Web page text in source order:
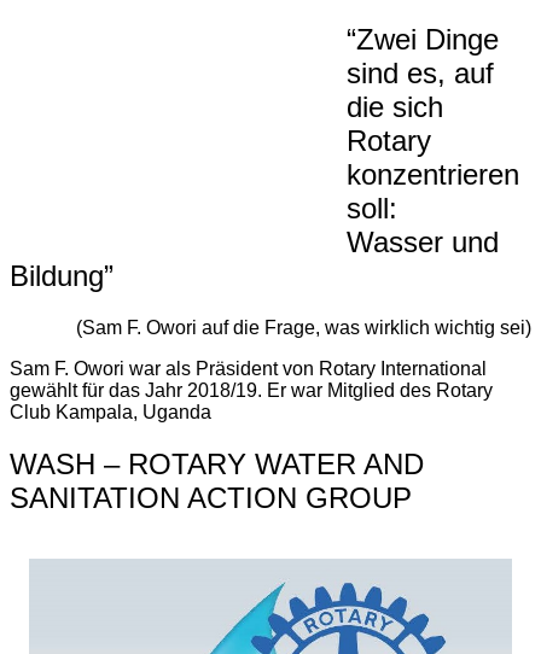
“Zwei Dinge
sind es, auf
die sich
Rotary
konzentrieren
soll:
Wasser und
Bildung”
(Sam F. Owori auf die Frage, was wirklich wichtig sei)
Sam F. Owori war als Präsident von Rotary International
gewählt für das Jahr 2018/19. Er war Mitglied des Rotary
Club Kampala, Uganda
WASH – ROTARY WATER AND
SANITATION ACTION GROUP